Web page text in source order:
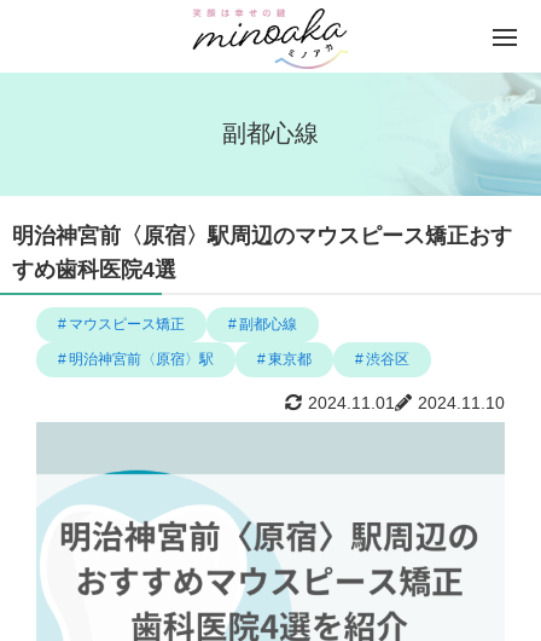
副都心線
明治神宮前〈原宿〉駅周辺のマウスピース矯正おす
すめ歯科医院4選
マウスピース矯正 副都心線
明治神宮前〈原宿〉駅 東京都 渋谷区
2024.11.10
2024.11.01